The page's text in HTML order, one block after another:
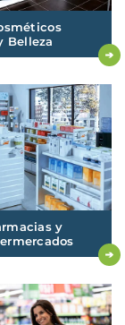
Belleza
y